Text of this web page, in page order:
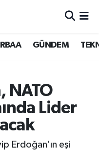
GÜNDEM
NATO
Lider
Erdoğan'ın eşi